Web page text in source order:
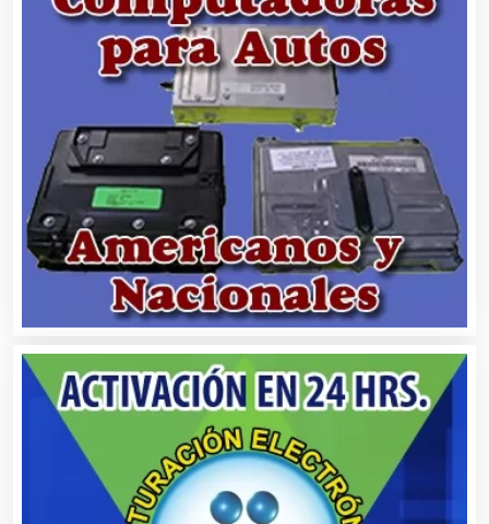
Análisis Clínicos
Análisis de Aguas
Animadores de Eventos
Aparatos y Equipos Eléctricos
Artes Gráficas
Artesanías